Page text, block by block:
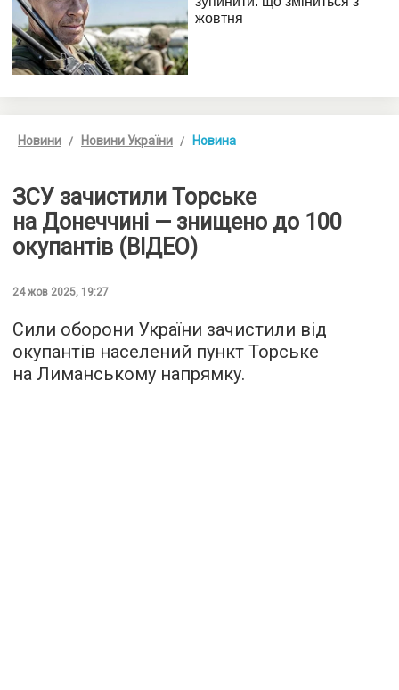
Новини Новини України Новина
ЗСУ зачистили Торське
на Донеччині — знищено до 100
окупантів (ВІДЕО)
24 жов 2025, 19:27
Сили оборони України зачистили від
окупантів населений пункт Торське
на Лиманському напрямку.